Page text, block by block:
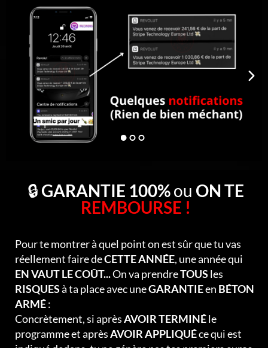
🔒GARANTIE 100%ou ON TE
REMBOURSE !
Pour te montrer à quel point on est sûr que tu vas
réellement faire deCETTE ANNÉE, une année qui
EN VAUT LE COÛT...On va prendreTOUS les
RISQUESà ta place avec uneGARANTIEen BÉTON
ARMÉ:
Concrètement, si aprèsAVOIR TERMINÉle
programme et aprèsAVOIR APPLIQUÉce qui est